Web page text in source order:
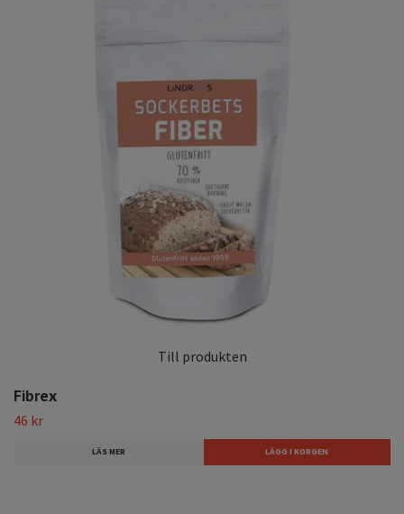
Till produkten
Fibrex
46 kr
LÄS MER